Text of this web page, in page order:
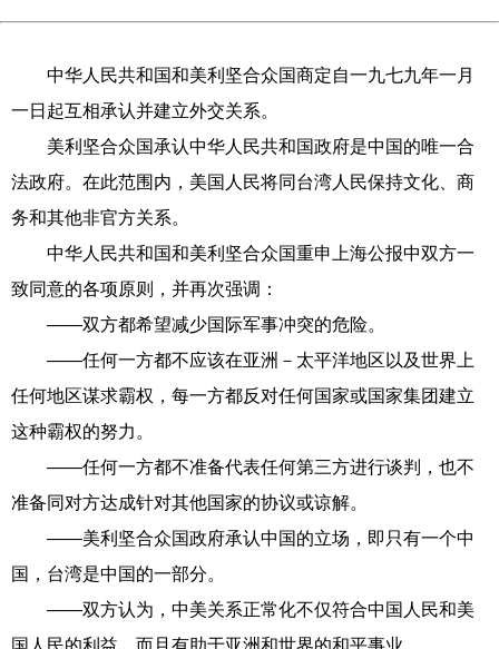
中华人民共和国和美利坚合众国商定自一九七九年一月
一日起互相承认并建立外交关系。
美利坚合众国承认中华人民共和国政府是中国的唯一合
法政府。在此范围内，美国人民将同台湾人民保持文化、商
务和其他非官方关系。
中华人民共和国和美利坚合众国重申上海公报中双方一
致同意的各项原则，并再次强调：
——双方都希望减少国际军事冲突的危险。
——任何一方都不应该在亚洲－太平洋地区以及世界上
任何地区谋求霸权，每一方都反对任何国家或国家集团建立
这种霸权的努力。
——任何一方都不准备代表任何第三方进行谈判，也不
准备同对方达成针对其他国家的协议或谅解。
——美利坚合众国政府承认中国的立场，即只有一个中
国，台湾是中国的一部分。
——双方认为，中美关系正常化不仅符合中国人民和美